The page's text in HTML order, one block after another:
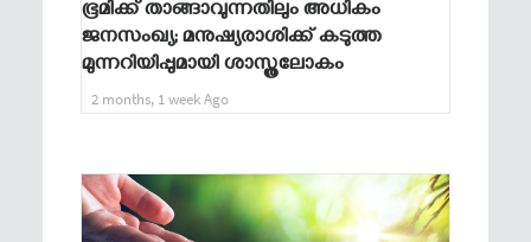
ഭൂമിക്ക് താങ്ങാവുന്നതിലും അധികം
ജനസംഖ്യ; മനുഷ്യരാശിക്ക് കടുത്ത
മുന്നറിയിപ്പുമായി ശാസ്ത്രലോകം
2 months, 1 week Ago